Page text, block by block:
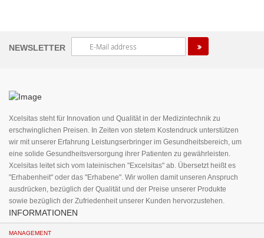
NEWSLETTER
Melden
Sie
Xcelsitas steht für Innovation und Qualität in der Medizintechnik zu
erschwinglichen Preisen. In Zeiten von stetem Kostendruck unterstützen
wir mit unserer Erfahrung Leistungserbringer im Gesundheitsbereich, um
eine solide Gesundheitsversorgung ihrer Patienten zu gewährleisten.
Xcelsitas leitet sich vom lateinischen "Excelsitas" ab. Übersetzt heißt es
"Erhabenheit" oder das "Erhabene". Wir wollen damit unseren Anspruch
ausdrücken, bezüglich der Qualität und der Preise unserer Produkte
sowie bezüglich der Zufriedenheit unserer Kunden hervorzustehen.
INFORMATIONEN
MANAGEMENT